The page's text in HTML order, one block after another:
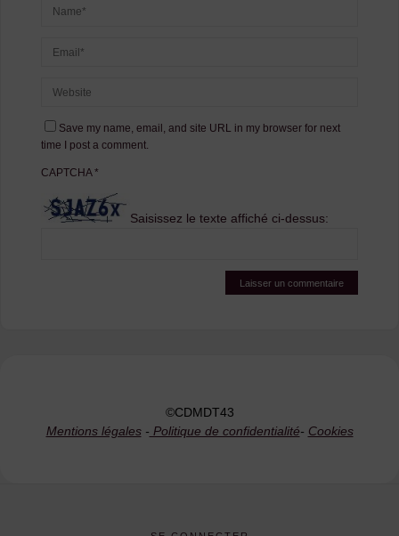
Save my name, email, and site URL in my browser for next
time I post a comment.
CAPTCHA*
Saisissez le texte affiché ci-dessus:
©CDMDT43
Mentions légales- Politique de confidentialité- Cookies